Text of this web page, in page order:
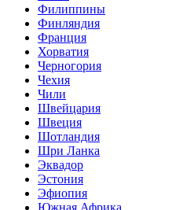
Филиппины
Финляндия
Франция
Хорватия
Черногория
Чехия
Чили
Швейцария
Швеция
Шотландия
Шри Ланка
Эквадор
Эстония
Эфиопия
Южная Африка